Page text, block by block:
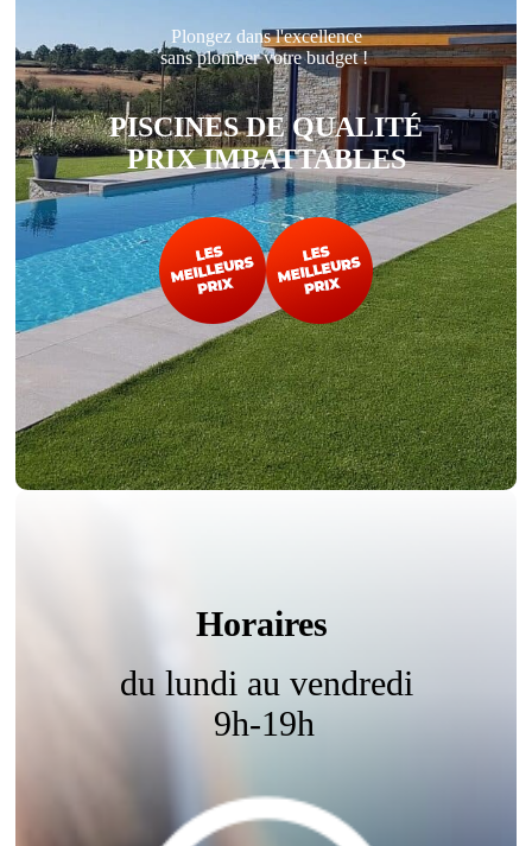
Plongez dans l'excellence
sans plomber votre budget !
PISCINES DE QUALITÉ
PRIX IMBATTABLES
Horaires
du lundi au vendredi
9h-19h